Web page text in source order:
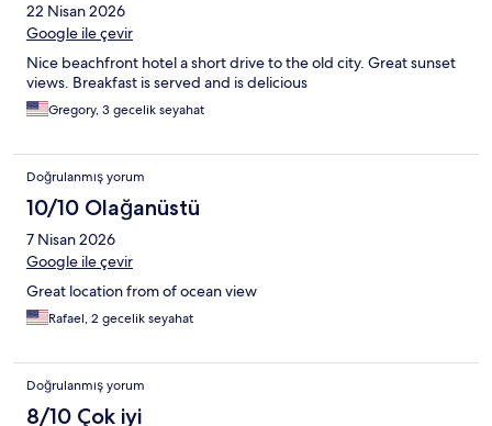
22 Nisan 2026
Google ile çevir
Nice beachfront hotel a short drive to the old city. Great sunset
views. Breakfast is served and is delicious
Gregory, 3 gecelik seyahat
Doğrulanmış yorum
10/10 Olağanüstü
7 Nisan 2026
Google ile çevir
Great location from of ocean view
Rafael, 2 gecelik seyahat
Doğrulanmış yorum
8/10 Çok iyi